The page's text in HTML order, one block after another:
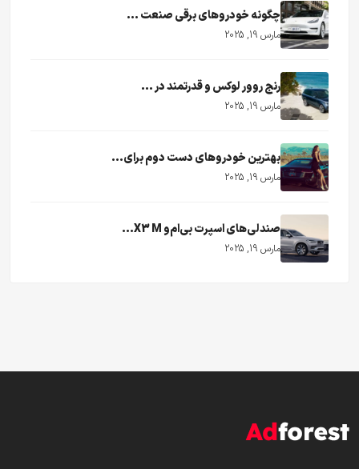
چگونه خودروهای برقی صنعت ...
مارس 19, 2025
رنج روور لوکس و قدرتمند در ...
مارس 19, 2025
بهترین خودروهای دست دوم برای...
مارس 19, 2025
صندلی‌های اسپرت بی‌ام‌و X3 M...
مارس 19, 2025